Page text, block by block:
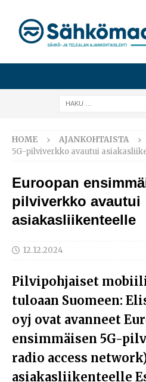
HOME AJANKOHTAISTA
5G-pilviverkko avautui
Euroopan
pilviverkko avautui
asiakasliikenteelle
12.12.2024
Pilvipohjaiset
tuloaan Suomeen:
oyj ovat avanneet
ensimmäisen 5G-
radio access
asiakasliikenteelle